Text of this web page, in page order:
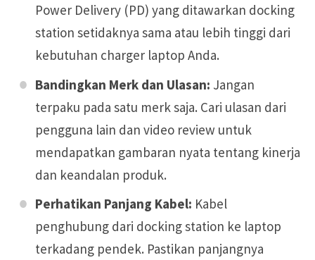
Power Delivery (PD) yang ditawarkan docking
station setidaknya sama atau lebih tinggi dari
kebutuhan charger laptop Anda.
Bandingkan Merk dan Ulasan: Jangan
terpaku pada satu merk saja. Cari ulasan dari
pengguna lain dan video review untuk
mendapatkan gambaran nyata tentang kinerja
dan keandalan produk.
Perhatikan Panjang Kabel: Kabel
penghubung dari docking station ke laptop
terkadang pendek. Pastikan panjangnya